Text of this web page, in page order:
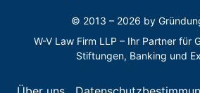
© 2013 – 2026 by
W-V Law Firm LLP – Ihr Partner für
Stiftungen, Banking und